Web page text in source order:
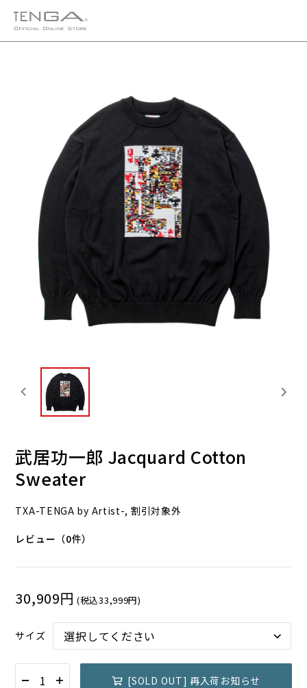
武居功一郎 Jacquard Cotton
Sweater
TXA-TENGA by Artist-, 割引対象外
レビュー（0件）
30,909円 (税込33,999円)
サイズ
[SOLD OUT] 再入荷お知らせ